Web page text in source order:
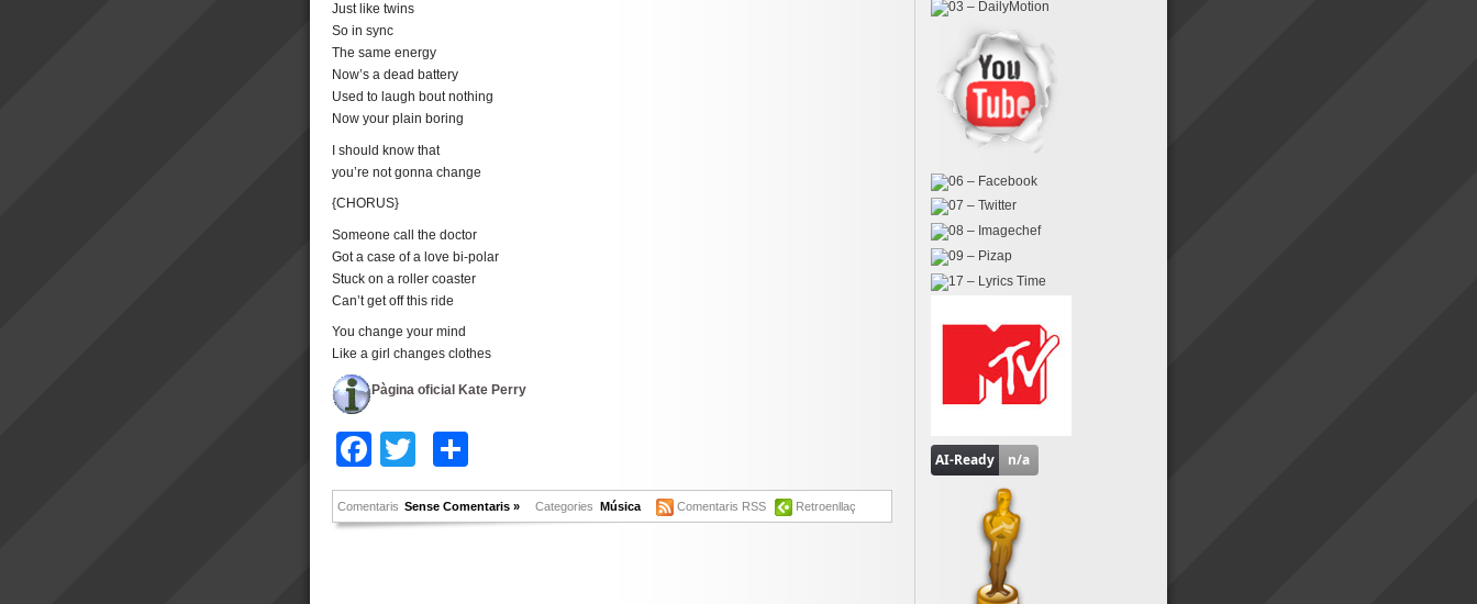
Just like twins
So in sync
The same energy
Now’s a dead battery
Used to laugh bout nothing
Now your plain boring
I should know that
you’re not gonna change
{CHORUS}
Someone call the doctor
Got a case of a love bi-polar
Stuck on a roller coaster
Can’t get off this ride
You change your mind
Like a girl changes clothes
Pàgina oficial Kate Perry
Facebook
Twitter
Comentaris Sense Comentaris » Categories Música Comentaris RSS Retroenllaç